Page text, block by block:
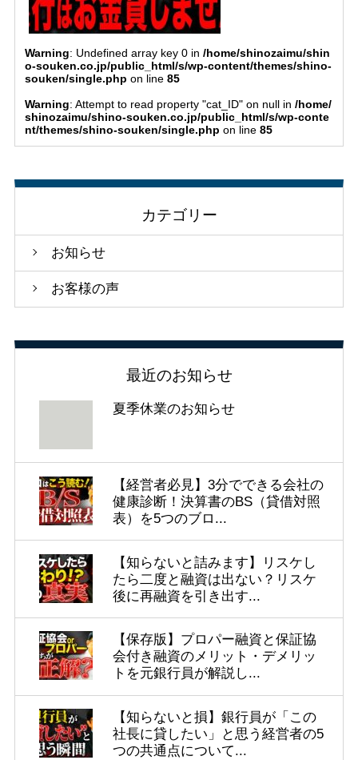
Warning: Undefined array key 0 in/home/shinozaimu/shin
o-souken.co.jp/public_html/s/wp-content/themes/shino-
souken/single.php on line85
Warning: Attempt to read property "cat_ID" on null in/home/
shinozaimu/shino-souken.co.jp/public_html/s/wp-conte
nt/themes/shino-souken/single.php on line85
カテゴリー
お知らせ
お客様の声
最近のお知らせ
夏季休業のお知らせ
【経営者必見】3分でできる会社の
健康診断！決算書のBS（貸借対照
表）を5つのブロ...
【知らないと詰みます】リスケし
たら二度と融資は出ない？リスケ
後に再融資を引き出す...
【保存版】プロパー融資と保証協
会付き融資のメリット・デメリッ
トを元銀行員が解説し...
【知らないと損】銀行員が「この
社長に貸したい」と思う経営者の5
つの共通点について...